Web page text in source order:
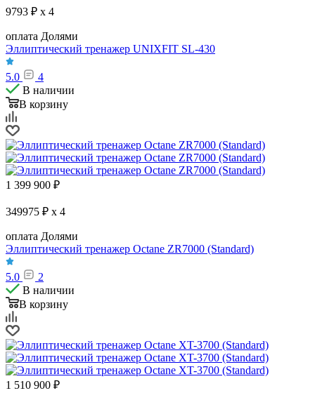
9793 ₽ x 4
оплата Долями
Эллиптический тренажер UNIXFIT SL-430
5.0
4
В наличии
В корзину
1 399 900 ₽
349975 ₽ x 4
оплата Долями
Эллиптический тренажер Octane ZR7000 (Standard)
5.0
2
В наличии
В корзину
1 510 900 ₽